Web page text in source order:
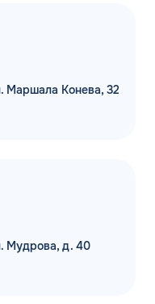
Маршала Конева, 32
Мудрова, д. 40